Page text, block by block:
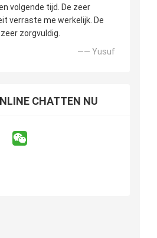
volgende tijd. De zeer
verraste me werkelijk. De
zorgvuldig.
—— Yusuf
CHATTEN NU